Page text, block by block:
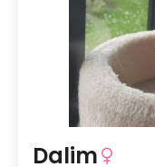
Dalim